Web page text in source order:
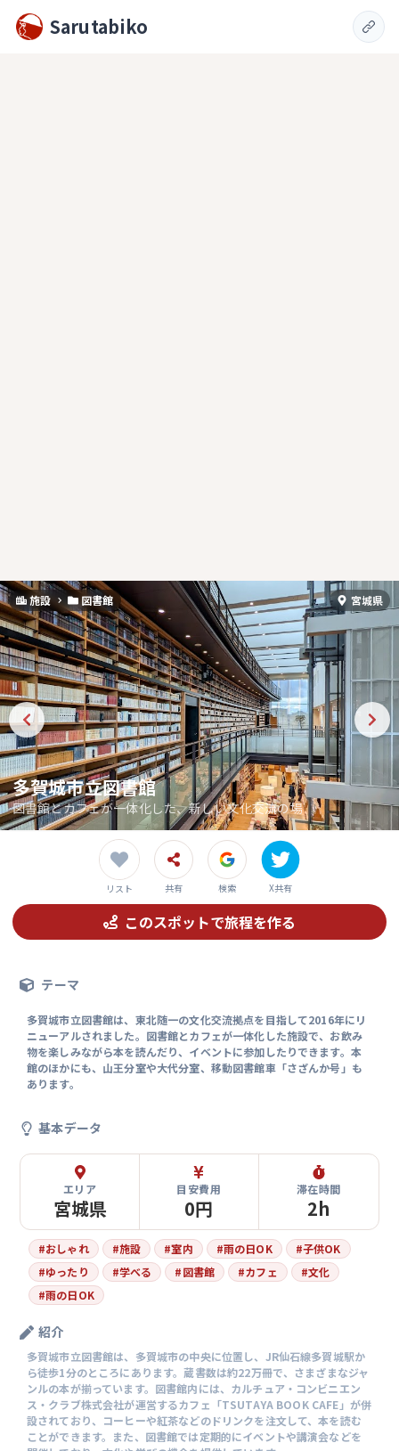
Sarutabiko
施設 図書館 宮城県
多賀城市立図書館
図書館とカフェが一体化した、新しい文化交流の場
リスト 共有 検索 X共有
このスポットで旅程を作る
テーマ
多賀城市立図書館は、東北随一の文化交流拠点を目指して2016年にリ
ニューアルされました。図書館とカフェが一体化した施設で、お飲み
物を楽しみながら本を読んだり、イベントに参加したりできます。本
館のほかにも、山王分室や大代分室、移動図書館車「さざんか号」も
あります。
基本データ
エリア
宮城県
目安費用
0円
滞在時間
2h
#おしゃれ #施設 #室内 #雨の日OK #子供OK
#ゆったり #学べる #図書館 #カフェ #文化
#雨の日OK
紹介
多賀城市立図書館は、多賀城市の中央に位置し、JR仙石線多賀城駅か
ら徒歩1分のところにあります。蔵書数は約22万冊で、さまざまなジャ
ンルの本が揃っています。図書館内には、カルチュア・コンビニエン
ス・クラブ株式会社が運営するカフェ「TSUTAYA BOOK CAFE」が併
設されており、コーヒーや紅茶などのドリンクを注文して、本を読む
ことができます。また、図書館では定期的にイベントや講演会などを